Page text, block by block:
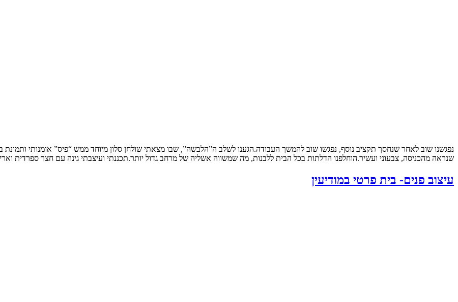
נפגשנו שוב לאחר שנחסך תקציב נוסף, נפגשו שוב להמשך העבודה.הגענו לשלב ה”הלבשה”, שבו מצאתי שולחן סלון מיוחד ממש “פיס” אומנותי
שנראה מהכניסה, צבעוני ועשיר.הוחלפנו הדלתות בכל הבית ללבנות, מה שמשווה אשליה של מרחב גדול יותר.תכננתי ועיצבתי גינה עם חצר ספרדית
עיצוב פנים- בית פרטי במודיעין